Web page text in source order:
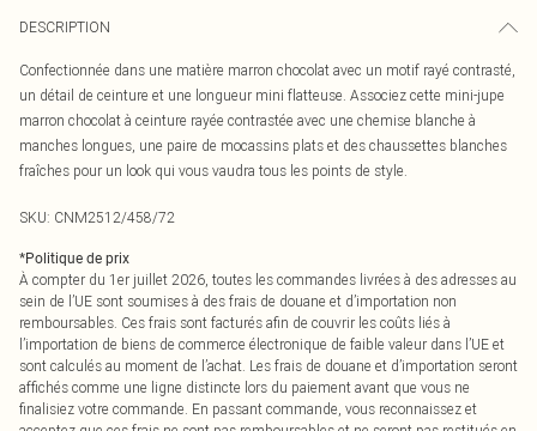
DESCRIPTION
Confectionnée dans une matière marron chocolat avec un motif rayé contrasté,
un détail de ceinture et une longueur mini flatteuse. Associez cette mini-jupe
marron chocolat à ceinture rayée contrastée avec une chemise blanche à
manches longues, une paire de mocassins plats et des chaussettes blanches
fraîches pour un look qui vous vaudra tous les points de style.
SKU: CNM2512/458/72
*Politique de prix
À compter du 1er juillet 2026, toutes les commandes livrées à des adresses au
sein de l’UE sont soumises à des frais de douane et d’importation non
remboursables. Ces frais sont facturés afin de couvrir les coûts liés à
l’importation de biens de commerce électronique de faible valeur dans l’UE et
sont calculés au moment de l’achat. Les frais de douane et d’importation seront
affichés comme une ligne distincte lors du paiement avant que vous ne
finalisiez votre commande. En passant commande, vous reconnaissez et